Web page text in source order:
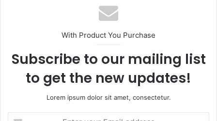
s
i
e
With Product You Purchase
Subscribe to our mailing list
to get the new updates!
Lorem ipsum dolor sit amet, consectetur.